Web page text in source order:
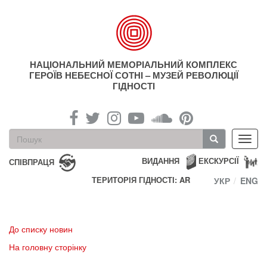
НАЦІОНАЛЬНИЙ МЕМОРІАЛЬНИЙ КОМПЛЕКС
ГЕРОЇВ НЕБЕСНОЇ СОТНІ – МУЗЕЙ РЕВОЛЮЦІЇ
ГІДНОСТІ
Пошукова
форма
Пошук
СПІВПРАЦЯ ЕКСКУРСІЇ
ВИДАННЯ
ТЕРИТОРІЯ ГІДНОСТІ: AR
УКР ENG
До списку новин
На головну сторінку